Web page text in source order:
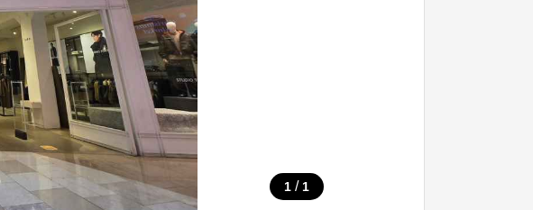
1 / 1